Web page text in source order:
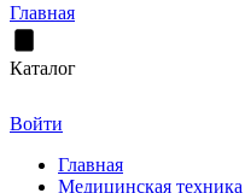
Главная
Каталог
Войти
Главная
Медицинская техника